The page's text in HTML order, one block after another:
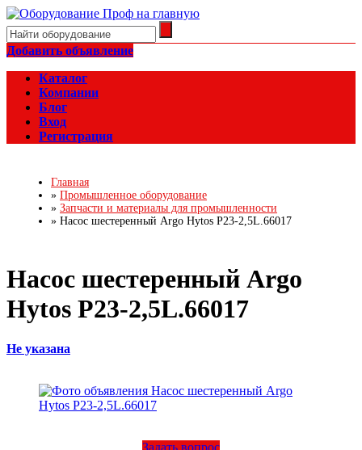
Добавить объявление
Каталог
Компании
Блог
Вход
Регистрация
Главная
» Промышленное оборудование
» Запчасти и материалы для промышленности
» Насос шестеренный Argo Hytos P23-2,5L.66017
Насос шестеренный Argo
Hytos P23-2,5L.66017
Не указана
Задать вопрос